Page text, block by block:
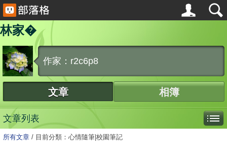
林家�
作家：r2c6p8
文章 相簿
文章列表
所有文章 / 目前分類：心情隨筆|校園筆記